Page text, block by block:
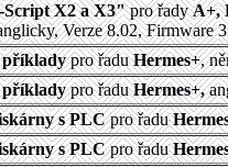
Script X2 a X3"pro řadyA+,
Verze 8.02, Firmware
příkladypro řaduHermes+,
příkladypro řaduHermes+,
s PLCpro řadu
s PLCpro řadu